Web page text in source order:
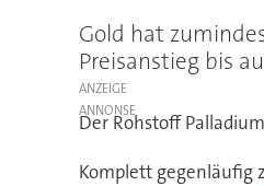
Gold hat
Preisanstieg bis
ANZEIGE
Der Rohstoff
Komplett gegenläufig